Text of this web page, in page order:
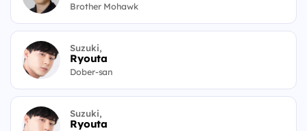
Brother Mohawk
Suzuki,
Ryouta
Dober-san
Suzuki,
Ryouta